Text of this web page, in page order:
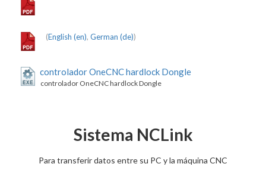
(English (en), German (de))
controlador OneCNC hardlock Dongle
controlador OneCNC hardlock Dongle
Sistema NCLink
Para transferir datos entre su PC y la máquina CNC